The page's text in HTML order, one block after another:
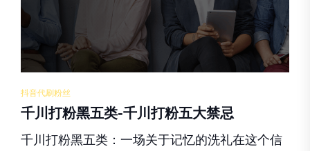
抖音代刷粉丝
千川打粉黑五类-千川打粉五大禁忌
千川打粉黑五类：一场关于记忆的洗礼在这个信